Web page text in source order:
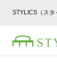
STYLICS（スタ